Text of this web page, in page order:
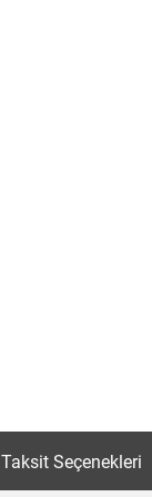
Taksit Seçenekleri